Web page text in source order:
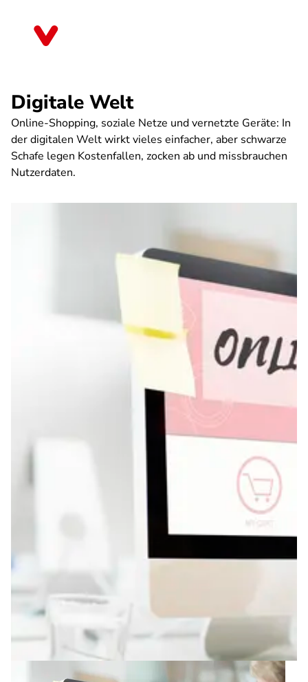
Digitale Welt
Online-Shopping, soziale Netze und vernetzte Geräte: In
der digitalen Welt wirkt vieles einfacher, aber schwarze
Schafe legen Kostenfallen, zocken ab und missbrauchen
Nutzerdaten.